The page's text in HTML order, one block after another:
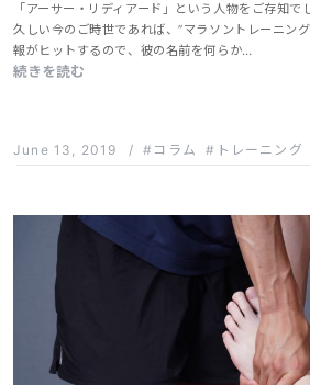
「アーサー・リディアード」という人物をご存知
久しい今のご時世であれば、”マラソントレーニン
報がヒットするので、彼の名前を何らか…
続きを読む
June 13, 2019 / コラム トレーニング